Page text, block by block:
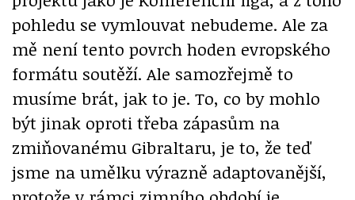
pohledu se vymlouvat nebudeme. Ale za
mě není tento povrch hoden evropského
formátu soutěží. Ale samozřejmě to
musíme brát, jak to je. To, co by mohlo
být jinak oproti třeba zápasům na
zmiňovanému Gibraltaru, je to, že teď
jsme na umělku výrazně adaptovanější,